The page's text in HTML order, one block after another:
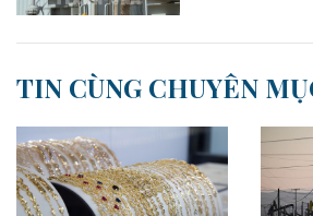
TIN CÙNG CHUYÊN